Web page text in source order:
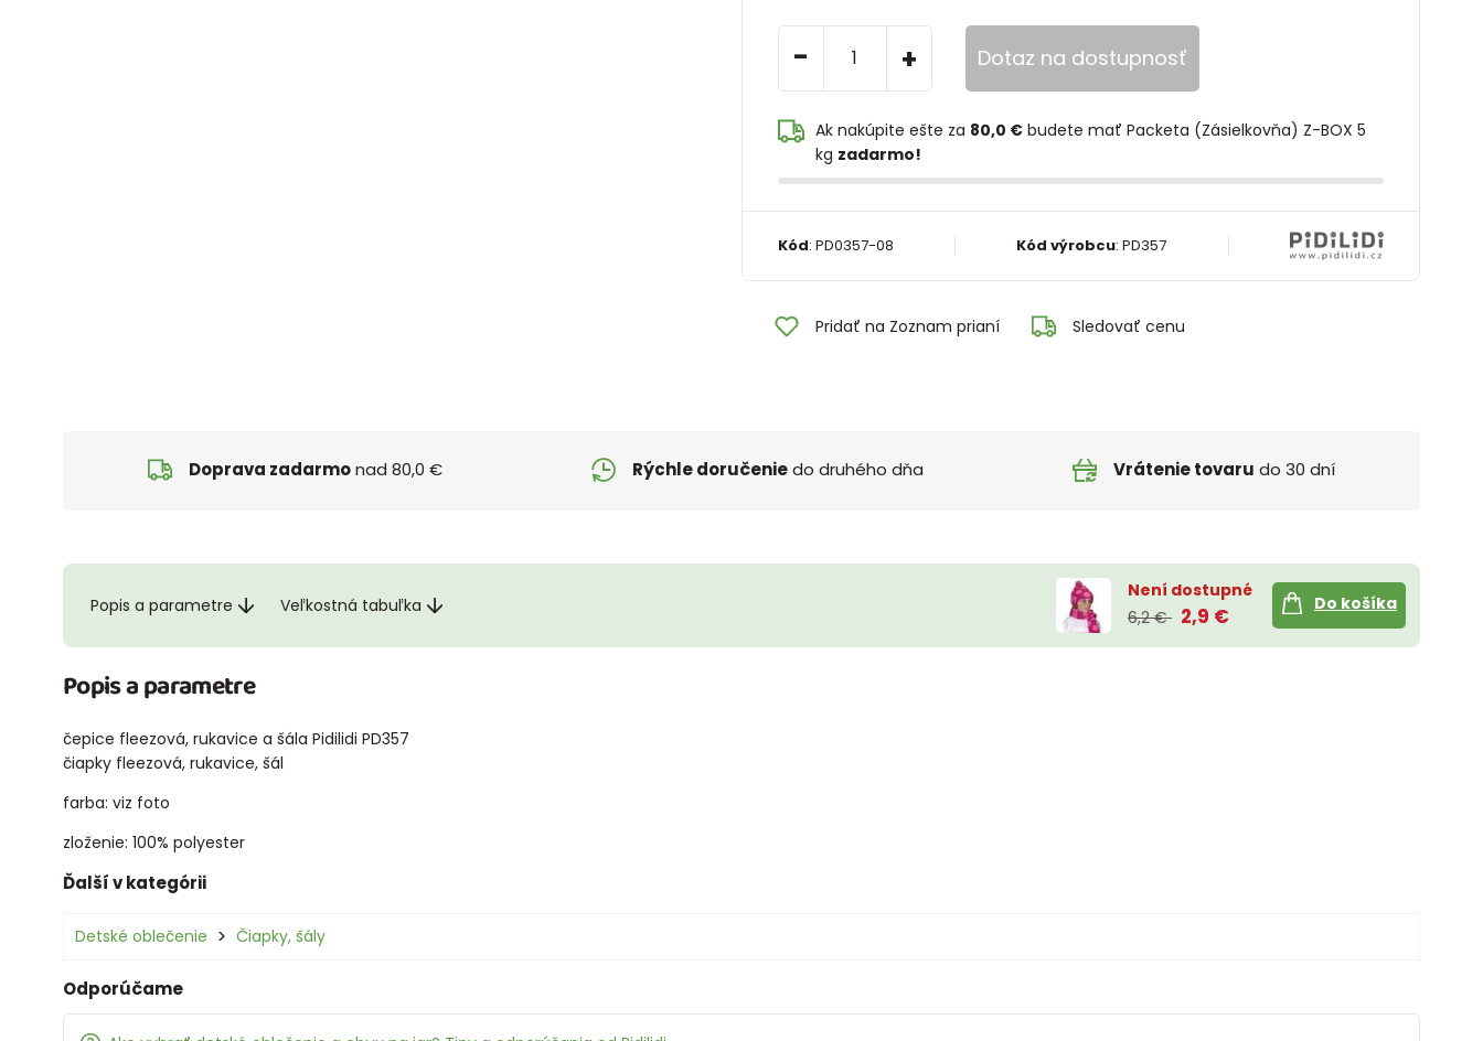
- + Dotaz na dostupnosť
Ak nakúpite ešte za 80,0 €budete mať Packeta (Zásielkovňa) Z-BOX 5
kg zadarmo!
Kód: PD0357-08 Kód výrobcu:PD357
Pridať na Zoznam prianí Sledovať cenu
Doprava zadarmonad 80,0 € Rýchle doručeniedo druhého dňa Vrátenie tovaru do 30 dní
Popis a parametre Veľkostná tabuľka
Není dostupné
6,2 € 2,9 €
Do košíka
Popis a parametre
čepice fleezová, rukavice a šála Pidilidi PD357
čiapky fleezová, rukavice, šál
farba: viz foto
zloženie: 100% polyester
Ďalší v kategórii
Detské oblečenie Čiapky, šály
Odporúčame